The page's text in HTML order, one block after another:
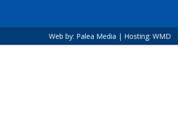
Web by: Palea Media | Hosting: WMD